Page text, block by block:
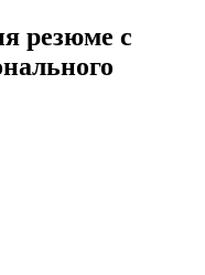
резюме с